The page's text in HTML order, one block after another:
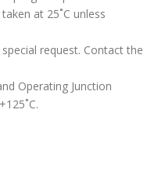
at 25˚C unless
request. Contact the
Operating Junction